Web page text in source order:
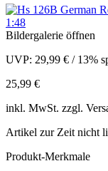
Bildergalerie öffnen
UVP: 29,99 € / 13%
25,99 €
inkl. MwSt. zzgl.
Artikel zur Zeit nicht
Produkt-Merkmale